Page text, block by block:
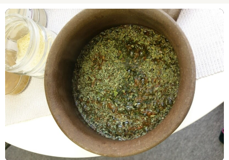
キーワードで検索
近くのサロンを探す
現在地から探す
ヘアサロン
まつげサロン